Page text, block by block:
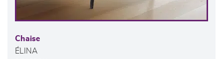
Chaise
ÉLINA